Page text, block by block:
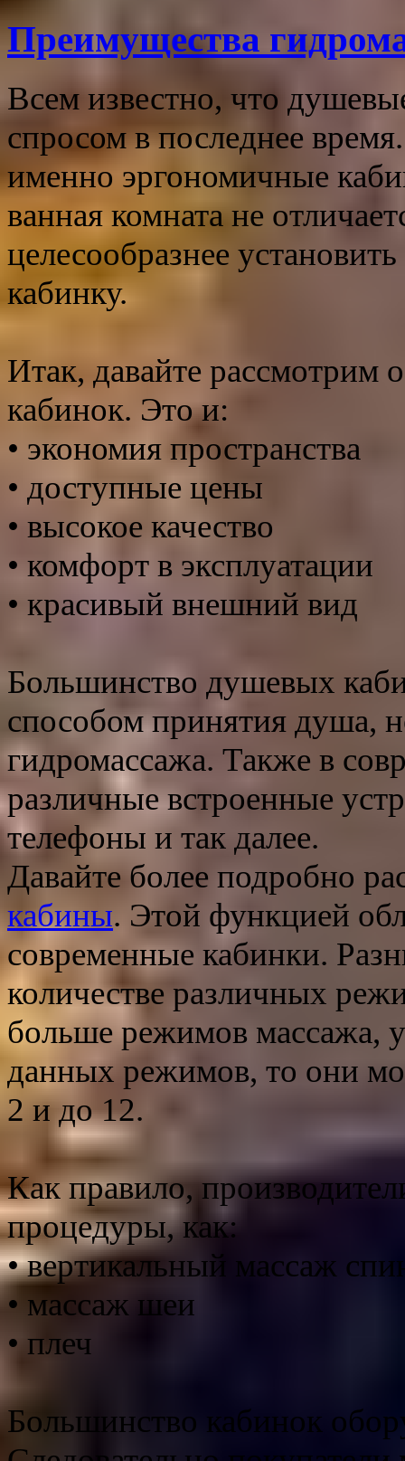
Преимущества
Всем известно, что
спросом в последнее
именно эргономичные
ванная комната не
целесообразнее
кабинку.
Итак, давайте
кабинок. Это и:
• экономия пространства
• доступные цены
• высокое качество
• комфорт в эксплуатации
• красивый внешний вид
Большинство душевых
способом принятия душа,
гидромассажа. Также в
различные встроенные
телефоны и так далее.
Давайте более подробно
кабины. Этой функцией
современные кабинки.
количестве различных
больше режимов массажа,
данных режимов, то они
2 и до 12.
Как правило,
процедуры, как:
• вертикальный массаж
• массаж шеи
• плеч
Большинство кабинок